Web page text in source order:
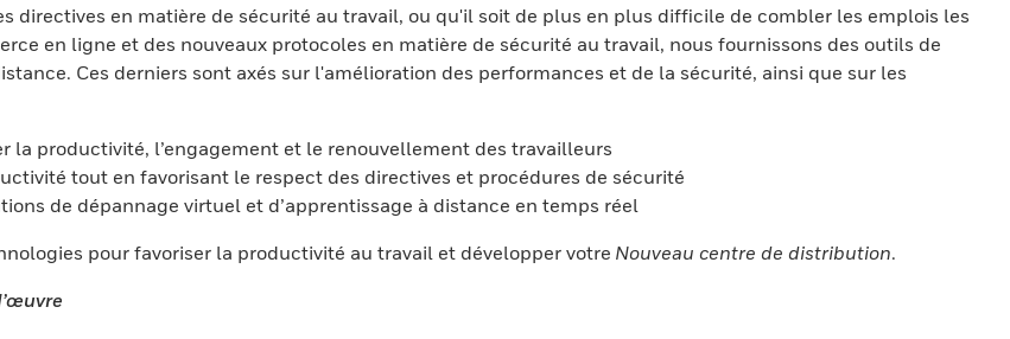
directives en matière de sécurité au travail, ou qu'il soit de plus en plus difficile de combler les emplois les
en ligne et des nouveaux protocoles en matière de sécurité au travail, nous fournissons des outils de
Ces derniers sont axés sur l'amélioration des performances et de la sécurité, ainsi que sur les
la productivité, l’engagement et le renouvellement des travailleurs
tout en favorisant le respect des directives et procédures de sécurité
de dépannage virtuel et d’apprentissage à distance en temps réel
pour favoriser la productivité au travail et développer votre Nouveau centre de distribution.